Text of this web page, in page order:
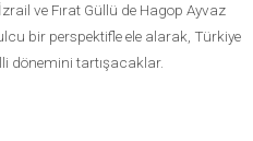
ve Fırat Güllü de Hagop Ayvaz
bir perspektifle ele alarak, Türkiye
dönemini tartışacaklar.